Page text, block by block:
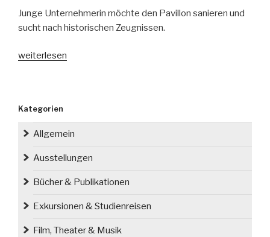
Junge Unternehmerin möchte den Pavillon sanieren und
sucht nach historischen Zeugnissen.
„Neues
Offizierspavillon
weiterlesen
Kategorien
Allgemein
Ausstellungen
Bücher & Publikationen
Exkursionen & Studienreisen
Film, Theater & Musik